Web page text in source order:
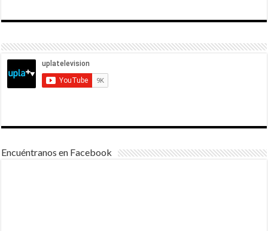
Encuéntranos en Facebook